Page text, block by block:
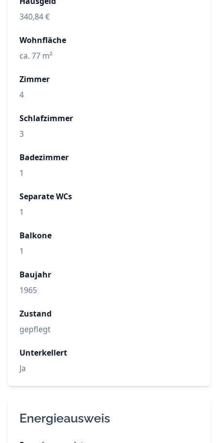
340,84 €
Wohnfläche
ca. 77 m²
Zimmer
4
Schlafzimmer
3
Badezimmer
1
Separate WCs
1
Balkone
1
Baujahr
1965
Zustand
gepflegt
Unterkellert
Ja
Energieausweis